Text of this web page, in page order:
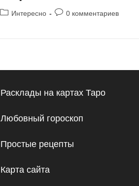
Рубрика
Интересно
Комментарии
0 комментариев
Расклады на картах Таро
Любовный гороскоп
Простые рецепты
Карта сайта